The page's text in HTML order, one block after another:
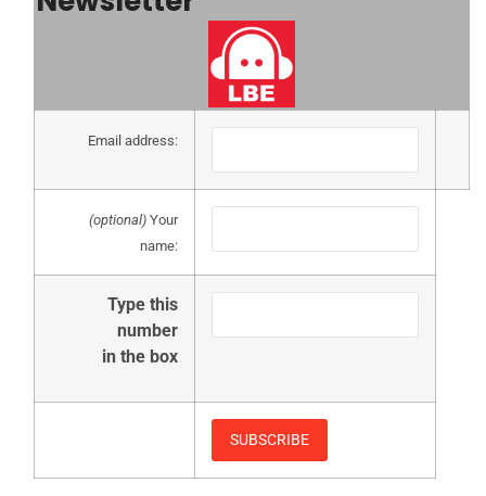
Email address:
(optional) Your
name:
Type this
number
in the box